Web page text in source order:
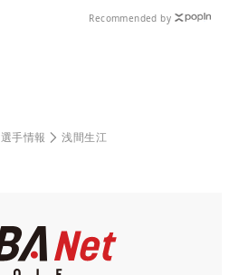
Recommended by
選手情報 浅間生江